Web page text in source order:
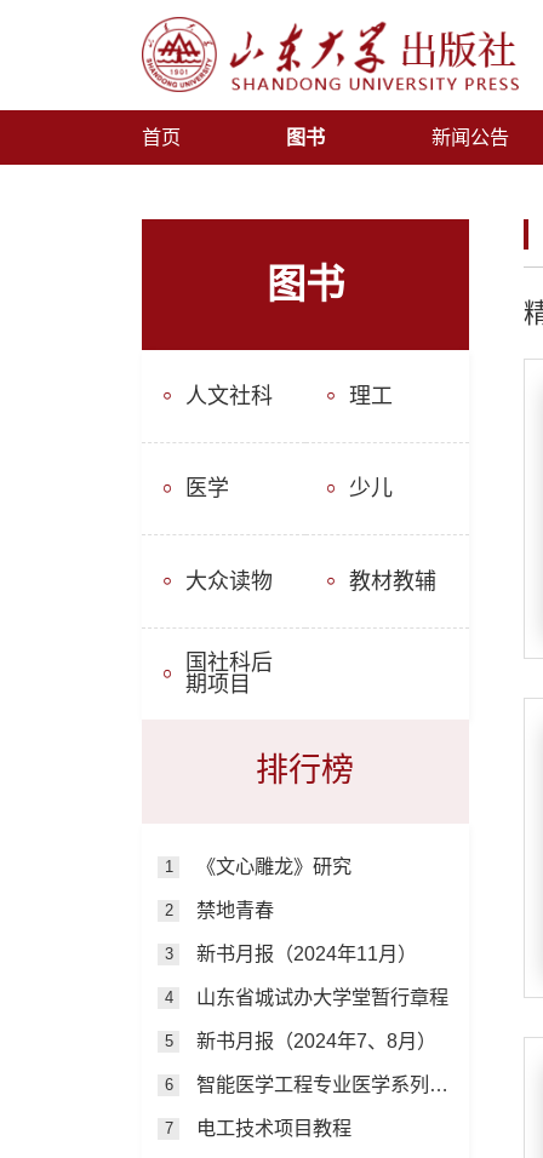
首页 图书 新闻公告
图书
人文社科 理工
医学 少儿
大众读物 教材教辅
国社科后
期项目
排行榜
1 《文心雕龙》研究
2 禁地青春
3 新书月报（2024年11月）
4 山东省城试办大学堂暂行章程
5 新书月报（2024年7、8月）
6
7 电工技术项目教程